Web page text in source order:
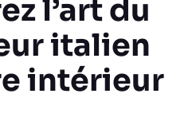
l’art du
italien
intérieur